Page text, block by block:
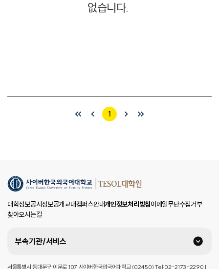
없습니다.
1
대학정보공시정보공개교내캠퍼스안내개인정보처리방침이메일무단수집거부
찾아오시는길
부속기관/서비스
서울특별시 동대문구 이문로 107 사이버한국외국어대학교 (02450) Tel:02-2173-2290 |